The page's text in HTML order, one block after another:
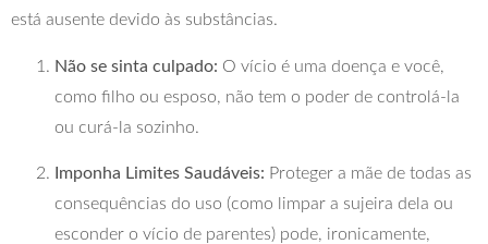
está ausente devido às substâncias.
Não se sinta culpado: O vício é uma doença e você,
como filho ou esposo, não tem o poder de controlá-la
ou curá-la sozinho.
Imponha Limites Saudáveis: Proteger a mãe de todas as
consequências do uso (como limpar a sujeira dela ou
esconder o vício de parentes) pode, ironicamente,